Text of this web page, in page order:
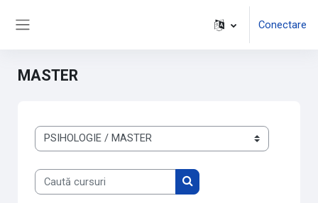
Conectare
MASTER
Categorii curs
Caută cursuri
Caută cursuri